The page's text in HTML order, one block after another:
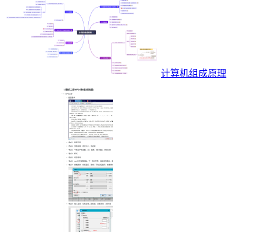
计算机组成原理